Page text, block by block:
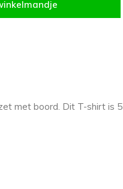
met boord. Dit T-shirt is 5